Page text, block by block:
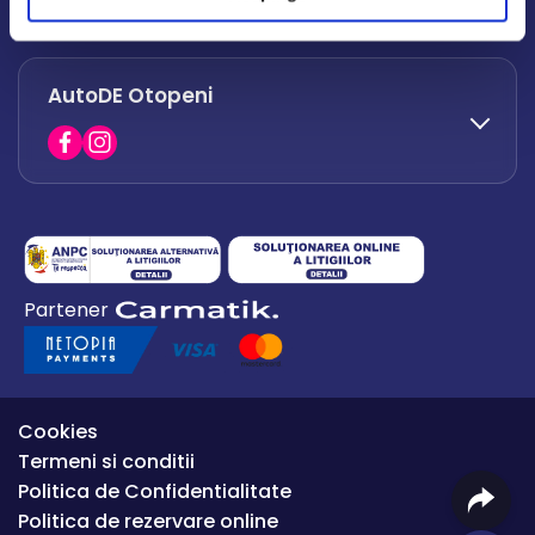
office.afumati@autode.ro
0730 063 852
0730 063 851
AutoDE Otopeni
0754 649 360
office.premium@autode.ro
Partener
Cookies
Termeni si conditii
Politica de Confidentialitate
Politica de rezervare online